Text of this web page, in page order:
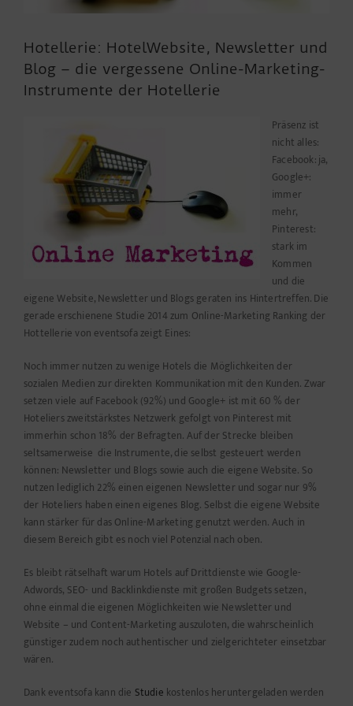
Hotellerie: HotelWebsite, Newsletter und
Blog – die vergessene Online-Marketing-
Instrumente der Hotellerie
Präsenz ist
nicht alles:
Facebook: ja,
Google+:
immer
mehr,
Pinterest:
stark im
Kommen
und die
eigene Website, Newsletter und Blogs geraten ins Hintertreffen. Die
gerade erschienene Studie 2014 zum Online-Marketing Ranking der
Hottellerie von eventsofa zeigt Eines:
Noch immer nutzen zu wenige Hotels die Möglichkeiten der
sozialen Medien zur direkten Kommunikation mit den Kunden. Zwar
setzen viele auf Facebook (92%) und Google+ ist mit 60 % der
Hoteliers zweitstärkstes Netzwerk gefolgt von Pinterest mit
immerhin schon 18% der Befragten. Auf der Strecke bleiben
seltsamerweise die Instrumente, die selbst gesteuert werden
können: Newsletter und Blogs sowie auch die eigene Website. So
nutzen lediglich 22% einen eigenen Newsletter und sogar nur 9%
der Hoteliers haben einen eigenes Blog. Selbst die eigene Website
kann stärker für das Online-Marketing genutzt werden. Auch in
diesem Bereich gibt es noch viel Potenzial nach oben.
Es bleibt rätselhaft warum Hotels auf Drittdienste wie Google-
Adwords, SEO- und Backlinkdienste mit großen Budgets setzen,
ohne einmal die eigenen Möglichkeiten wie Newsletter und
Website – und Content-Marketing auszuloten, die wahrscheinlich
günstiger zudem noch authentischer und zielgerichteter einsetzbar
wären.
Dank eventsofa kann die Studie kostenlos heruntergeladen werden